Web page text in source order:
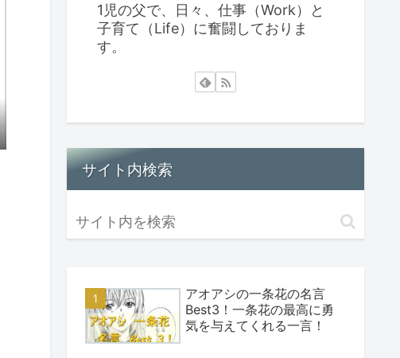
1児の父で、日々、仕事（Work）と
子育て（Life）に奮闘しておりま
す。
サイト内検索
アオアシの一条花の名言
Best3！一条花の最高に勇
気を与えてくれる一言！